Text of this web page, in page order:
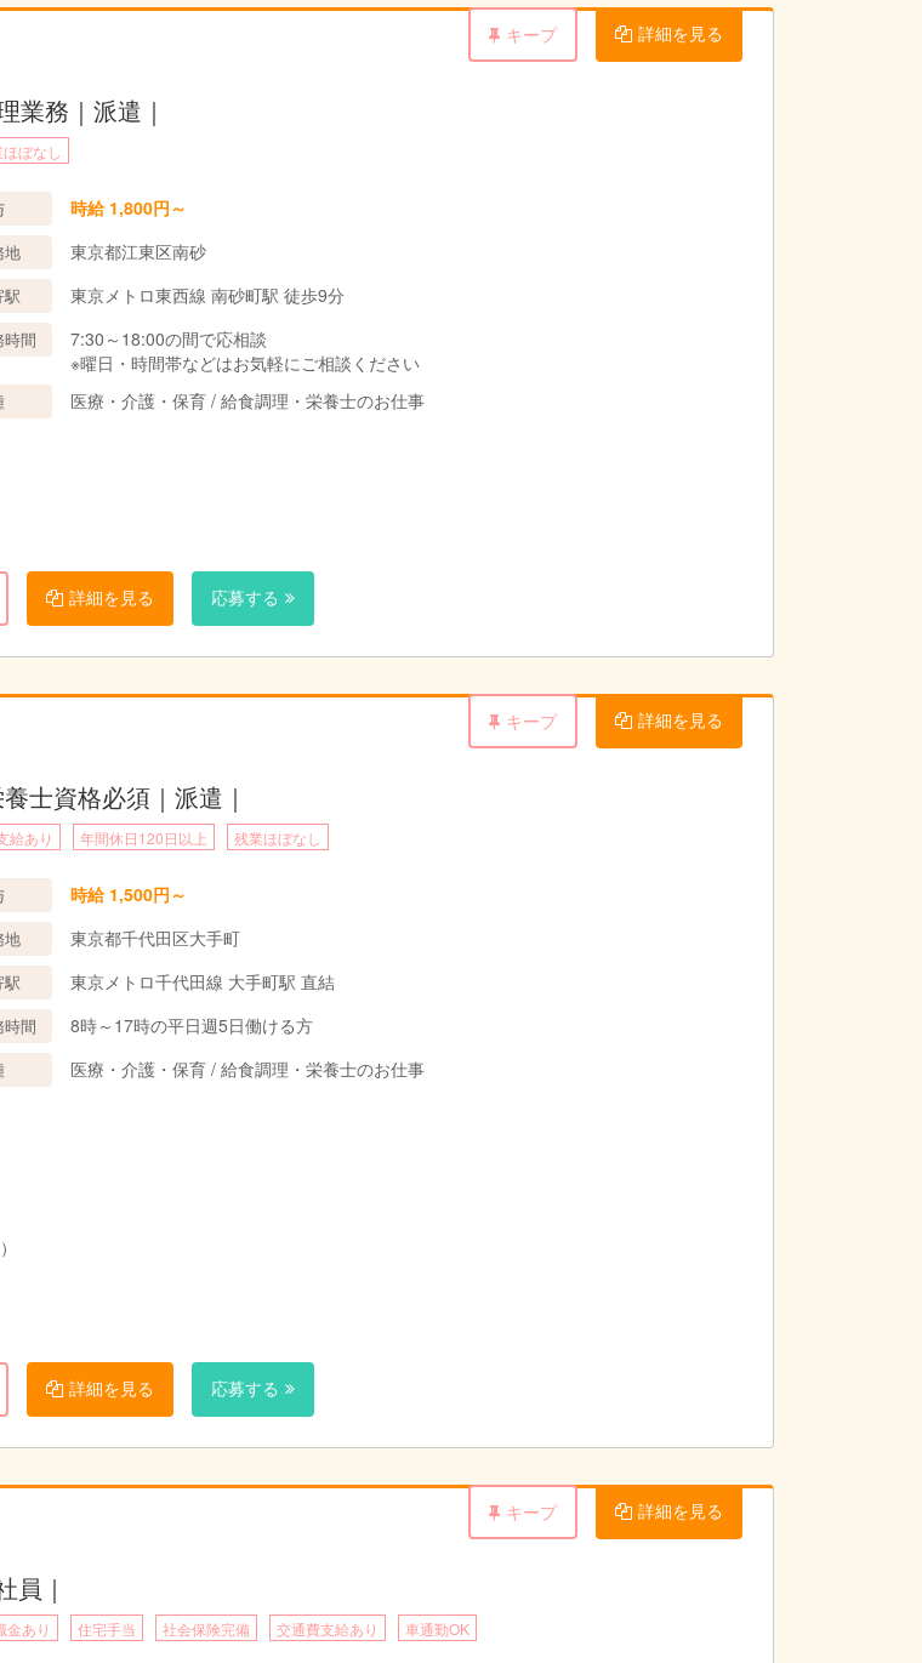
キープ 詳細を見る
業務｜派遣｜
ぼなし
時給 1,800円～
地 東京都江東区南砂
駅 東京メトロ東西線 南砂町駅 徒歩9分
時間
7:30～18:00の間で応相談
※曜日・時間帯などはお気軽にご相談ください
医療・介護・保育 / 給食調理・栄養士のお仕事
詳細を見る 応募する
キープ 詳細を見る
士資格必須｜派遣｜
給あり 年間休日120日以上 残業ほぼなし
時給 1,500円～
地 東京都千代田区大手町
駅 東京メトロ千代田線 大手町駅 直結
時間 8時～17時の平日週5日働ける方
医療・介護・保育 / 給食調理・栄養士のお仕事
詳細を見る 応募する
キープ 詳細を見る
員｜
金あり 住宅手当 社会保険完備 交通費支給あり 車通勤OK